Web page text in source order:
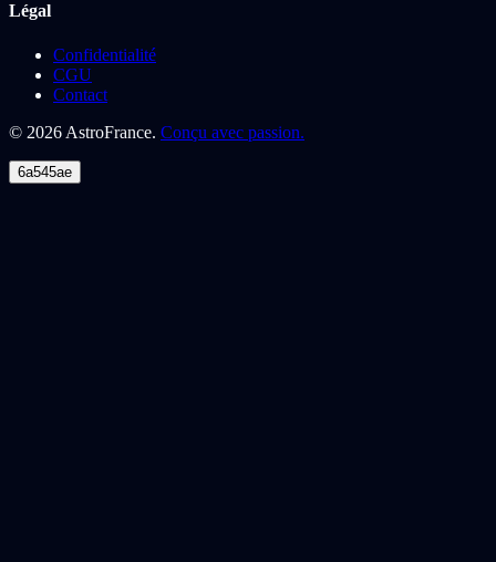
Légal
Confidentialité
CGU
Contact
© 2026 AstroFrance. Conçu avec passion.
6a545ae